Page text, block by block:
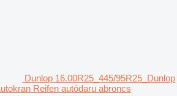
Dunlop 16.00R25_445/95R25_Dunlop
Reifen autódaru abroncs